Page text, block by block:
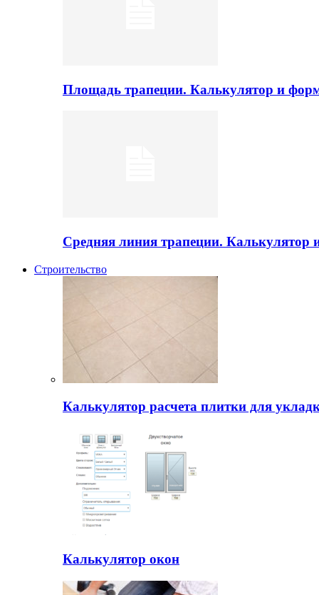
Площадь трапеции. Калькулятор и
Средняя линия трапеции.
Строительство
Калькулятор расчета плитки для
Калькулятор окон